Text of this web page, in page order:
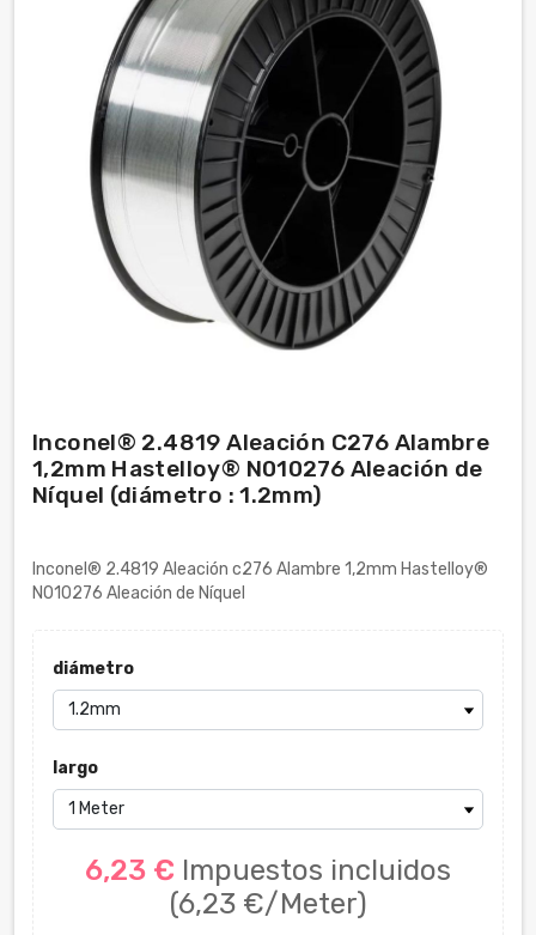
Inconel® 2.4819 Aleación C276 Alambre
1,2mm Hastelloy® N010276 Aleación de
Níquel (diámetro : 1.2mm)
Inconel® 2.4819 Aleación c276 Alambre 1,2mm Hastelloy®
N010276 Aleación de Níquel
diámetro
largo
6,23 € Impuestos incluidos
(6,23 €/Meter)